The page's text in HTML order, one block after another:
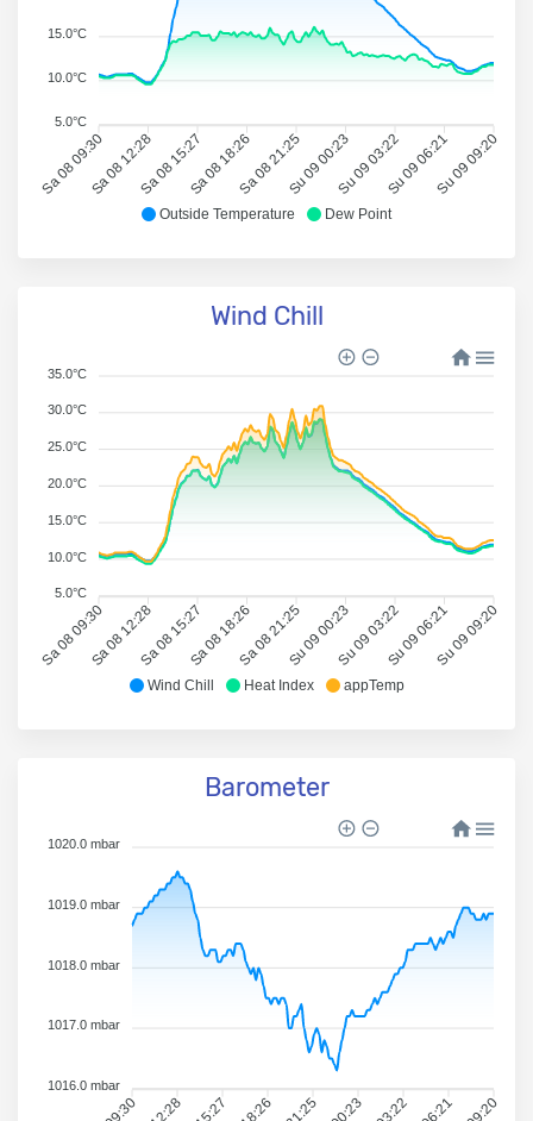
Outside Temperature Dew Point
Sa 08 09:30Sa 08 12:28Sa 08 15:27Sa 08 18:26Sa 08 21:25Su 09 00:23Su 09 03:22Su 09 06:21Su 09 09:20
15.0°C
10.0°C
5.0°C
Wind Chill
Wind Chill Heat Index appTemp
Sa 08 09:30Sa 08 12:28Sa 08 15:27Sa 08 18:26Sa 08 21:25Su 09 00:23Su 09 03:22Su 09 06:21Su 09 09:20
35.0°C
30.0°C
25.0°C
20.0°C
15.0°C
10.0°C
5.0°C
Barometer
1020.0 mbar
1019.0 mbar
1018.0 mbar
1017.0 mbar
1016.0 mbar